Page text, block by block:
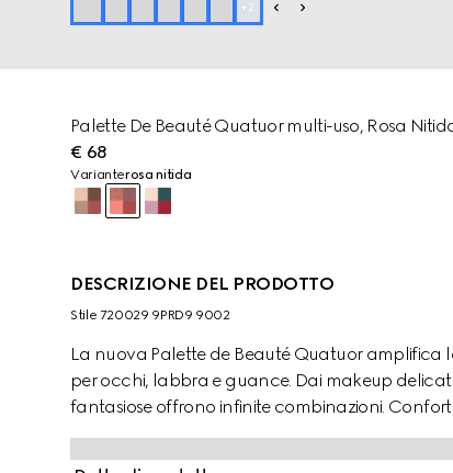
+ 2
Palette De Beauté Quatuor multi-uso, Rosa
€ 68
Varianterosa nitida
DESCRIZIONE DEL PRODOTTO
Stile ‎720029 9PRD9 9002
La nuova Palette de Beauté Quatuor
per occhi, labbra e guance. Dai makeup
fantasiose offrono infinite combinazioni.
con finitura satinata e matte possono essere
abbinati a una formula in crema, ideata per